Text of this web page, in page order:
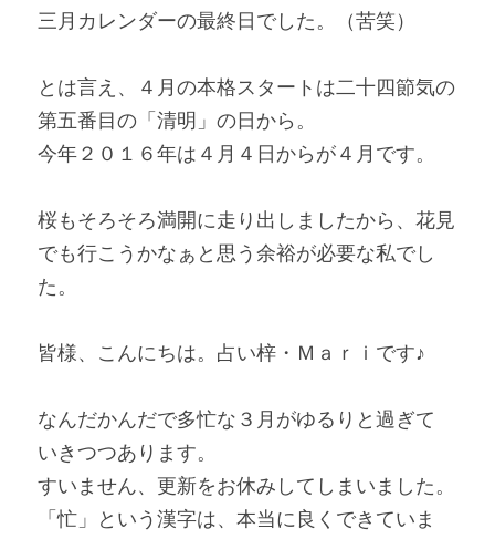
三月カレンダーの最終日でした。（苦笑）
とは言え、４月の本格スタートは二十四節気の
第五番目の「清明」の日から。
今年２０１６年は４月４日からが４月です。
桜もそろそろ満開に走り出しましたから、花見
でも行こうかなぁと思う余裕が必要な私でし
た。
皆様、こんにちは。占い梓・Ｍａｒｉです♪
なんだかんだで多忙な３月がゆるりと過ぎて
いきつつあります。
すいません、更新をお休みしてしまいました。
「忙」という漢字は、本当に良くできていま